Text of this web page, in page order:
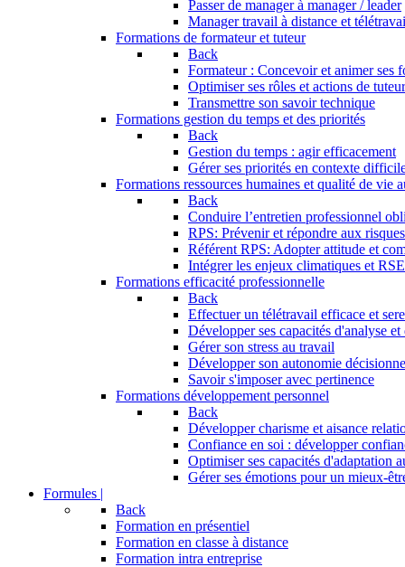
Passer de manager à manager / leader
Manager travail à distance et
Formations de formateur et tuteur
Back
Formateur : Concevoir et animer ses
Optimiser ses rôles et actions de tuteur
Transmettre son savoir technique
Formations gestion du temps et des priorités
Back
Gestion du temps : agir efficacement
Gérer ses priorités en contexte
Formations ressources humaines et qualité de vie
Back
Conduire l’entretien professionnel
RPS: Prévenir et répondre aux
Référent RPS: Adopter attitude et
Intégrer les enjeux climatiques et
Formations efficacité professionnelle
Back
Effectuer un télétravail efficace et
Développer ses capacités d'analyse
Gérer son stress au travail
Développer son autonomie
Savoir s'imposer avec pertinence
Formations développement personnel
Back
Développer charisme et aisance
Confiance en soi : développer
Optimiser ses capacités d'adaptation
Gérer ses émotions pour un mieux-
Formules |
Back
Formation en présentiel
Formation en classe à distance
Formation intra entreprise